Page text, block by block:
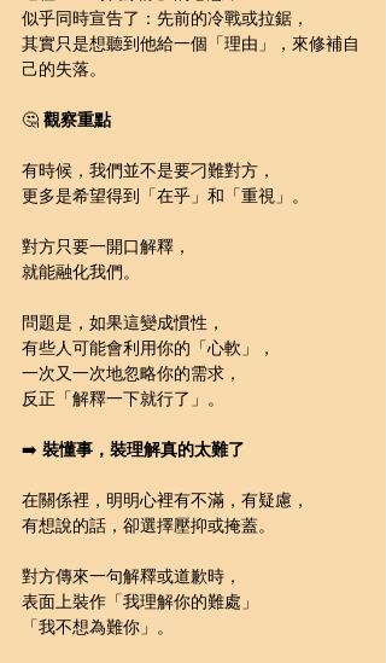
似乎同時宣告了：先前的冷戰或拉鋸，
其實只是想聽到他給一個「理由」，來修補自
己的失落。
🤔 觀察重點
有時候，我們並不是要刁難對方，
更多是希望得到「在乎」和「重視」。
對方只要一開口解釋，
就能融化我們。
問題是，如果這變成慣性，
有些人可能會利用你的「心軟」，
一次又一次地忽略你的需求，
反正「解釋一下就行了」。
➡️ 裝懂事，裝理解真的太難了
在關係裡，明明心裡有不滿，有疑慮，
有想說的話，卻選擇壓抑或掩蓋。
對方傳來一句解釋或道歉時，
表面上裝作「我理解你的難處」
「我不想為難你」。